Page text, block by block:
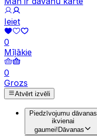
Ieiet
0
Mīļākie
0
Grozs
Atvērt izvēli
Piedzīvojumu dāvanas
ikvienai
gaumei!Dāvanas